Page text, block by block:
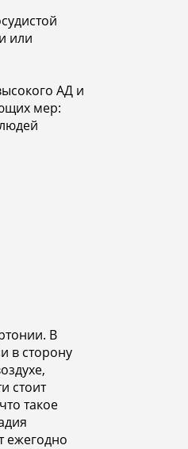
или
АД и
мер:
В
в сторону
стоит
такое
ежегодно